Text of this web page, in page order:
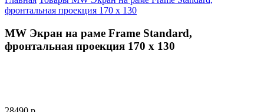
фронтальная проекция 170 x 130
MW Экран на раме Frame Standard,
фронтальная проекция 170 x 130